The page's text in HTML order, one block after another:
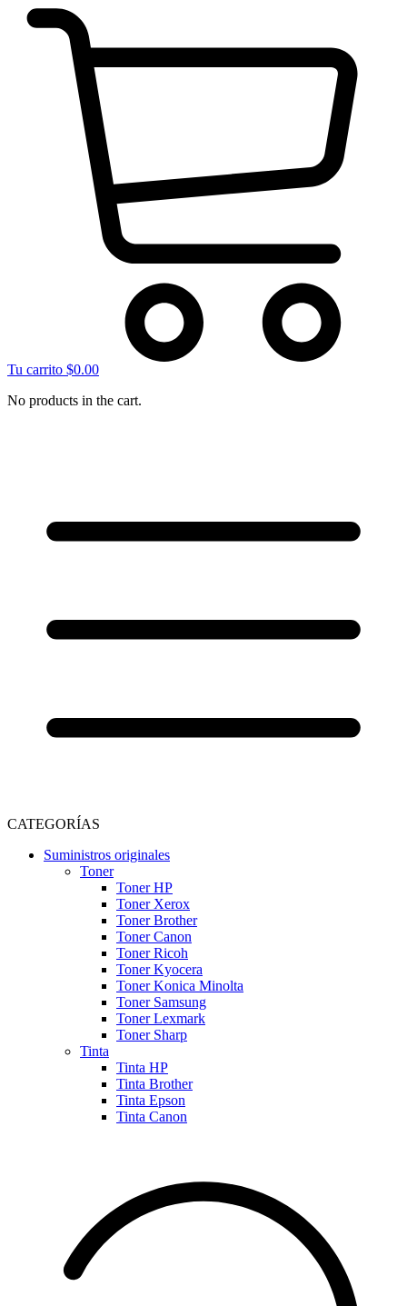
Tu carrito $0.00
No products in the cart.
CATEGORÍAS
Suministros originales
Toner
Toner HP
Toner Xerox
Toner Brother
Toner Canon
Toner Ricoh
Toner Kyocera
Toner Konica Minolta
Toner Samsung
Toner Lexmark
Toner Sharp
Tinta
Tinta HP
Tinta Brother
Tinta Epson
Tinta Canon